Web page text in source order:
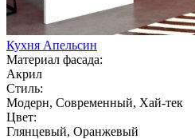
Кухня Апельсин
Материал фасада:
Акрил
Стиль:
Модерн, Современный, Хай-тек
Цвет:
Глянцевый, Оранжевый